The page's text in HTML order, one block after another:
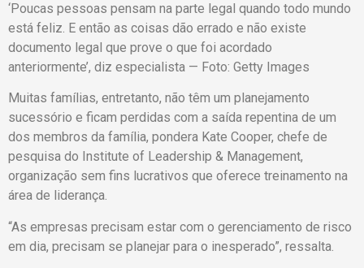
‘Poucas pessoas pensam na parte legal quando todo mundo
está feliz. E então as coisas dão errado e não existe
documento legal que prove o que foi acordado
anteriormente’, diz especialista — Foto: Getty Images
Muitas famílias, entretanto, não têm um planejamento
sucessório e ficam perdidas com a saída repentina de um
dos membros da família, pondera Kate Cooper, chefe de
pesquisa do Institute of Leadership & Management,
organização sem fins lucrativos que oferece treinamento na
área de liderança.
“As empresas precisam estar com o gerenciamento de risco
em dia, precisam se planejar para o inesperado”, ressalta.